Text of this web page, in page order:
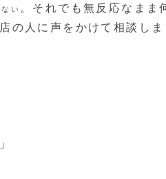
い 。それでも無反応なまま
の人に声をかけて相談しま